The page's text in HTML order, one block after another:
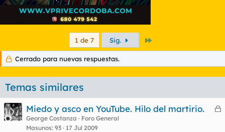
1 de 7 Sig.
Cerrado para nuevas respuestas.
Temas similares
C
Miedo y asco en YouTube. Hilo del martirio.
George Costanza
Foro General
Masunos 93 17 Jul 2009